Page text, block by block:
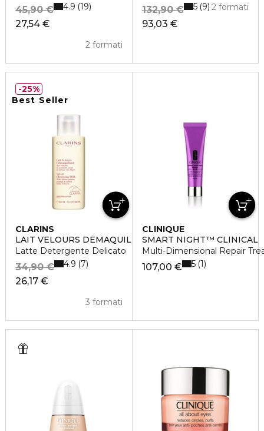
27,54 €
45,90 €
2 formati
4.9 19
93,03 €
132,90 € 2 formati
5 9
Best Seller
CLARINS
LAIT VELOURS DÉMAQUILLANT
Latte Detergente Delicato
26,17 €
34,90 €
3 formati
4.9 7
25%
CLINIQUE
SMART NIGHT™ CLINICAL
Multi-Dimensional Repair
107,00 € 5 1